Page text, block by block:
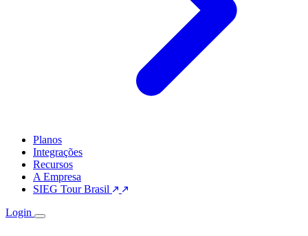
Planos
Integrações
Recursos
A Empresa
SIEG Tour Brasil
Login